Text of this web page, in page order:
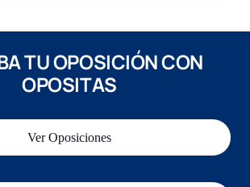
TU OPOSICIÓN CON
OPOSITAS
Ver Oposiciones